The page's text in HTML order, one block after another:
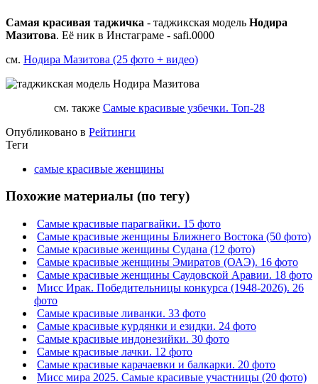
Самая красивая таджичка - таджикская модель Нодира
Мазитова. Её ник в Инстаграме - safi.0000
см. Нодира Мазитова (25 фото + видео)
см. также Самые красивые узбечки. Топ-28
Опубликовано в Рейтинги
Теги
самые красивые женщины
Похожие материалы (по тегу)
Самые красивые парагвайки. 15 фото
Самые красивые женщины Ближнего Востока (50 фото)
Самые красивые женщины Судана (12 фото)
Самые красивые женщины Эмиратов (ОАЭ). 16 фото
Самые красивые женщины Саудовской Аравии. 18 фото
Мисс Ирак. Победительницы конкурса (1948-2026). 26
фото
Самые красивые ливанки. 33 фото
Самые красивые курдянки и езидки. 24 фото
Самые красивые индонезийки. 30 фото
Самые красивые лачки. 12 фото
Самые красивые карачаевки и балкарки. 20 фото
Мисс мира 2025. Самые красивые участницы (20 фото)